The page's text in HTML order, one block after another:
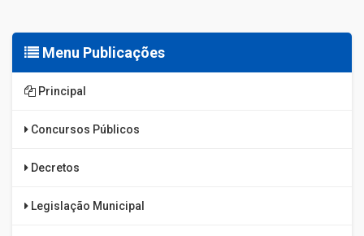
Menu Publicações
Principal
Concursos Públicos
Decretos
Legislação Municipal